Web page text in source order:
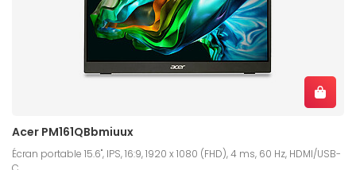
Acer PM161QBbmiuux
Écran portable 15.6", IPS, 16:9, 1920 x 1080 (FHD), 4 ms, 60 Hz, HDMI/USB-